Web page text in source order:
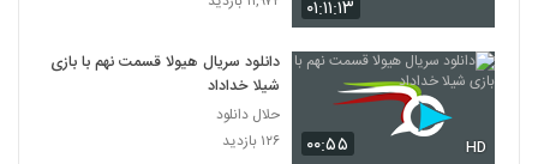
۰۱:۱۱:۱۳
۰۰:۵۵ HD
دانلود سریال هیولا قسمت نهم با بازی
شیلا خداداد
حلال دانلود
۱۲۶ بازدید